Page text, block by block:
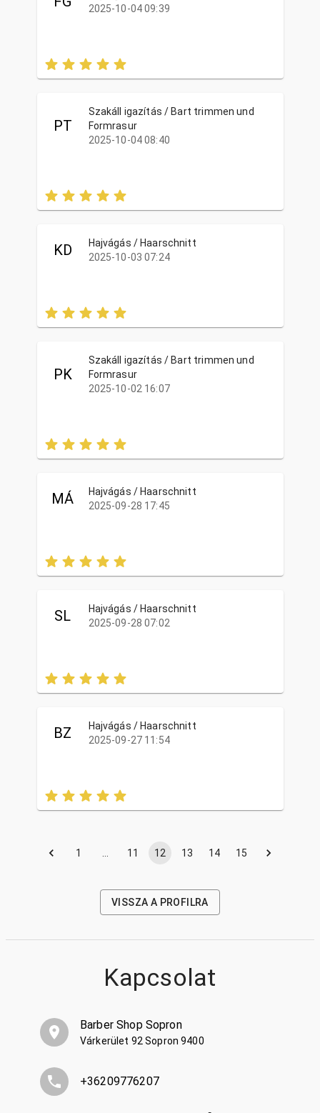
2025-10-04 09:39
PT
Szakáll igazítás / Bart trimmen und
Formrasur
2025-10-04 08:40
KD
Hajvágás / Haarschnitt
2025-10-03 07:24
PK
Szakáll igazítás / Bart trimmen und
Formrasur
2025-10-02 16:07
MÁ
Hajvágás / Haarschnitt
2025-09-28 17:45
SL
Hajvágás / Haarschnitt
2025-09-28 07:02
BZ
Hajvágás / Haarschnitt
2025-09-27 11:54
1 … 11 12 13 14 15
VISSZA A PROFILRA
Kapcsolat
Barber Shop Sopron
Várkerület 92 Sopron 9400
+36209776207